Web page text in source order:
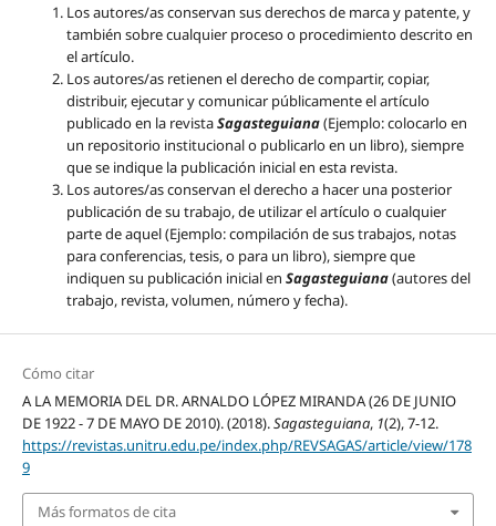
Los autores/as conservan sus derechos de marca y patente, y
también sobre cualquier proceso o procedimiento descrito en
el artículo.
Los autores/as retienen el derecho de compartir, copiar,
distribuir, ejecutar y comunicar públicamente el artículo
publicado en la revistaSagasteguiana(Ejemplo: colocarlo en
un repositorio institucional o publicarlo en un libro), siempre
que se indique la publicación inicial en esta revista.
Los autores/as conservan el derecho a hacer una posterior
publicación de su trabajo, de utilizar el artículo o cualquier
parte de aquel (Ejemplo: compilación de sus trabajos, notas
para conferencias, tesis, o para un libro), siempre que
indiquen su publicación inicial en Sagasteguiana(autores del
trabajo, revista, volumen, número y fecha).
Cómo citar
A LA MEMORIA DEL DR. ARNALDO LÓPEZ MIRANDA (26 DE JUNIO
DE 1922 - 7 DE MAYO DE 2010). (2018).Sagasteguiana, 1(2), 7-12.
https://revistas.unitru.edu.pe/index.php/REVSAGAS/article/view/178
9
Más formatos de cita